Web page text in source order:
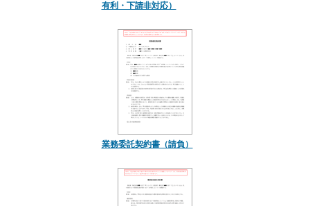
有利・下請非対応）
業務委託契約書（請負）